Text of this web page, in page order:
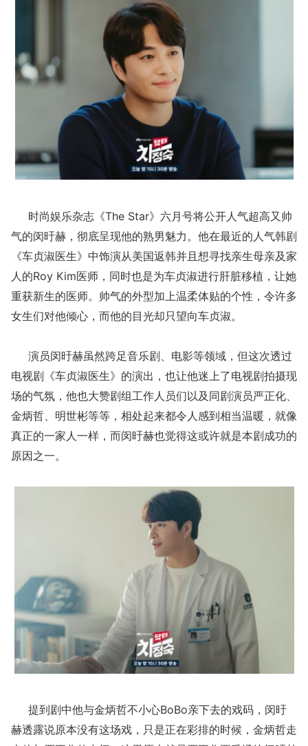
时尚娱乐杂志《The Star》六月号将公开人气超高又帅
气的闵旴赫，彻底呈现他的熟男魅力。他在最近的人气韩剧
《车贞淑医生》中饰演从美国返韩并且想寻找亲生母亲及家
人的Roy Kim医师，同时也是为车贞淑进行肝脏移植，让她
重获新生的医师。帅气的外型加上温柔体贴的个性，令许多
女生们对他倾心，而他的目光却只望向车贞淑。
演员闵旴赫虽然跨足音乐剧、电影等领域，但这次透过
电视剧《车贞淑医生》的演出，也让他迷上了电视剧拍摄现
场的气氛，他也大赞剧组工作人员们以及同剧演员严正化、
金炳哲、明世彬等等，相处起来都令人感到相当温暖，就像
真正的一家人一样，而闵旴赫也觉得这或许就是本剧成功的
原因之一。
提到剧中他与金炳哲不小心BoBo亲下去的戏码，闵旴
赫透露说原本没有这场戏，只是正在彩排的时候，金炳哲走